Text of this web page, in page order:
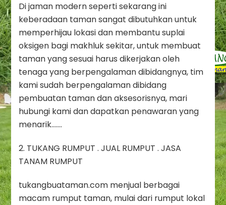
Di jaman modern seperti sekarang ini
keberadaan taman sangat dibutuhkan untuk
memperhijau lokasi dan membantu suplai
oksigen bagi makhluk sekitar, untuk membuat
taman yang sesuai harus dikerjakan oleh
tenaga yang berpengalaman dibidangnya, tim
kami sudah berpengalaman dibidang
pembuatan taman dan aksesorisnya, mari
hubungi kami dan dapatkan penawaran yang
menarik…….
2. TUKANG RUMPUT . JUAL RUMPUT . JASA
TANAM RUMPUT
tukangbuataman.com menjual berbagai
macam rumput taman, mulai dari rumput lokal